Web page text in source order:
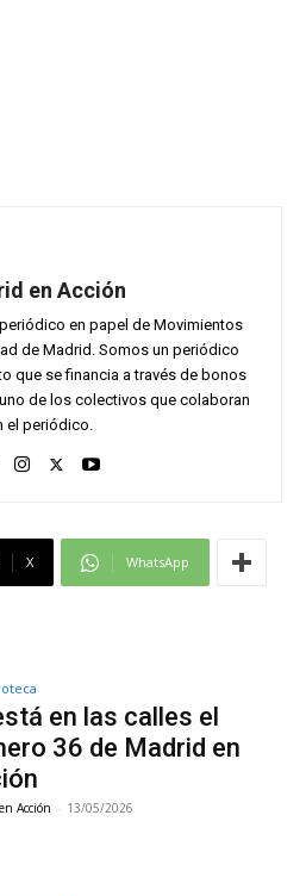
en Acción
en papel de Movimientos
de Madrid. Somos un periódico
que se financia a través de bonos
de los colectivos que colaboran
el periódico.
X WhatsApp
en las calles el
36 de Madrid en
Acción - 13/05/2026